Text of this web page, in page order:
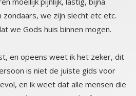
we Gods huis binnen mogen.
en opeens weet ik het zeker, dit
is niet de juiste gids voor
en ik weet dat alle mensen die
met de Creator, God, of Jezus
schrijven, delen, dat de
er geen straffen of hellen zijn.
en dat het enige wat er is, de
een ervan is dat je dingen die je
in balans moet brengen. Klinkt
Die straffende jou het moeilijk
van de Matrix, dat is Jahweh, de
mogelijk zal maken om de